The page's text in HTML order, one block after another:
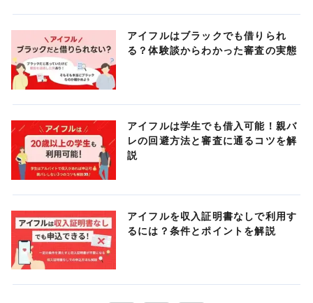
アイフルはブラックでも借りられ
る？体験談からわかった審査の実態
アイフルは学生でも借入可能！親バ
レの回避方法と審査に通るコツを解
説
アイフルを収入証明書なしで利用す
るには？条件とポイントを解説